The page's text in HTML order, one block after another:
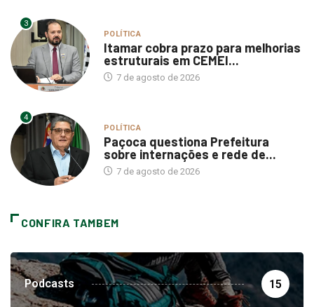
3
POLÍTICA
Itamar cobra prazo para melhorias
estruturais em CEMEI...
7 de agosto de 2026
4
POLÍTICA
Paçoca questiona Prefeitura
sobre internações e rede de...
7 de agosto de 2026
CONFIRA TAMBEM
Podcasts 15